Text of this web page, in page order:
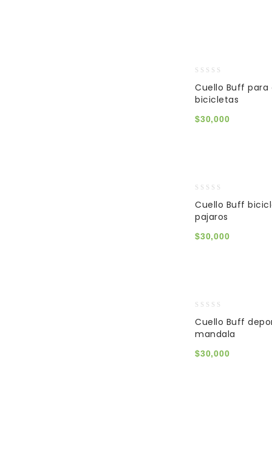
out
of
Cuello Buff para
bicicletas
$30,000
out
of
Cuello Buff
pajaros
$30,000
out
of
Cuello Buff
mandala
$30,000